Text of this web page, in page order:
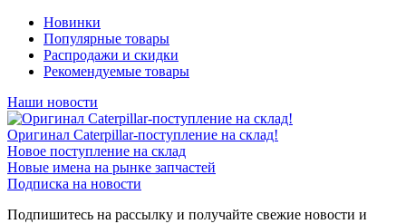
Новинки
Популярные товары
Распродажи и скидки
Рекомендуемые товары
Наши новости
Оригинал Caterpillar-поступление на склад!
Новое поступление на склад
Новые имена на рынке запчастей
Подписка на новости
Подпишитесь на рассылку и получайте свежие новости и